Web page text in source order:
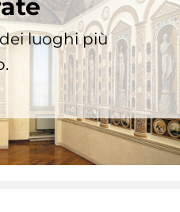
luoghi più